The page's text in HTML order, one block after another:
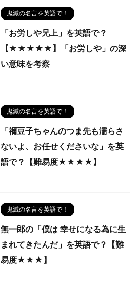
鬼滅の名言を英語で！
「お労しや兄上」を英語で？
【★★★★★】「お労しや」の深
い意味を考察
鬼滅の名言を英語で！
「禰豆子ちゃんのつま先も濡らさ
ないよ、お任せくださいな」を英
語で？【難易度★★★★】
鬼滅の名言を英語で！
無一郎の「僕は 幸せになる為に生
まれてきたんだ」を英語で？【難
易度★★★】